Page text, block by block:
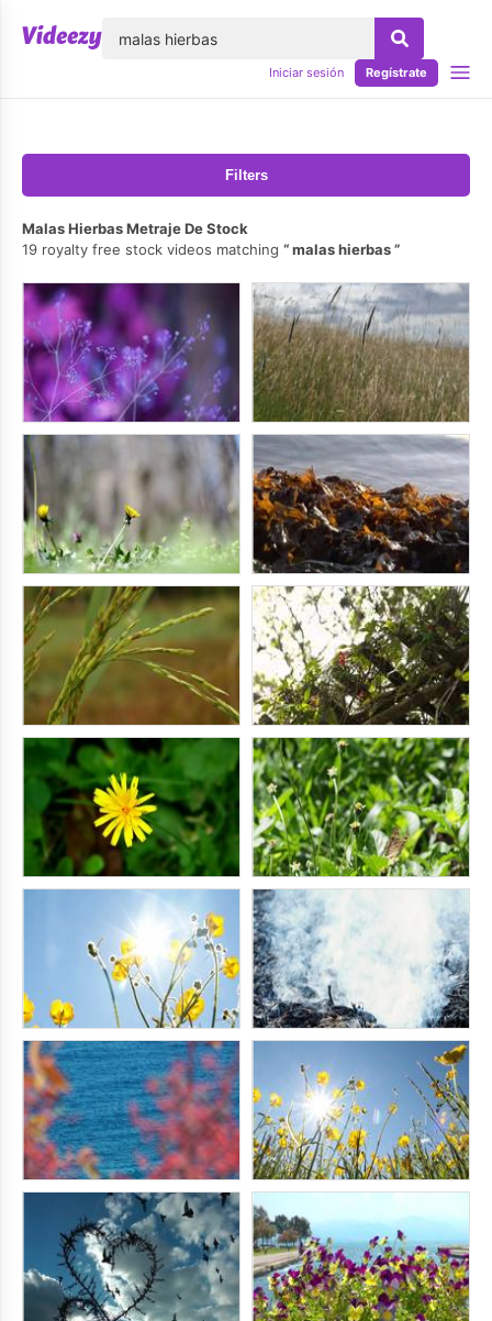
Iniciar sesión Regístrate
Filters
Malas Hierbas Metraje De Stock
19 royalty free stock videos matching
malas hierbas